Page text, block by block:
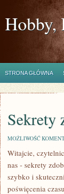
Hobby,
STRONA GŁÓWNA
Sekrety
MOŻLIWOŚĆ
Witajcie,
nas -‌ sekrety
szybko i
poświęcenia